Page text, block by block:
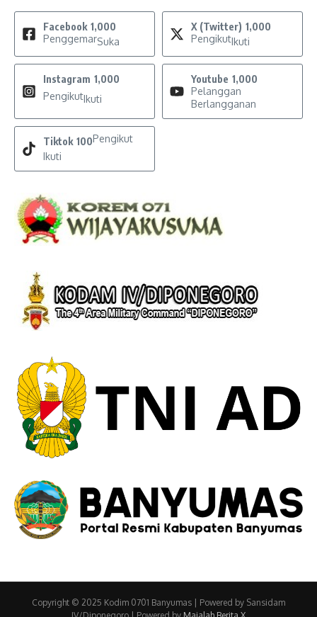
Facebook 1,000
PenggemarSuka
X (Twitter) 1,000
PengikutIkuti
Instagram 1,000
PengikutIkuti
Youtube 1,000
Pelanggan
Berlangganan
Tiktok 100Pengikut
Ikuti
Copyright © 2025 Kodim 0701 Banyumas | Powered by Sansidam